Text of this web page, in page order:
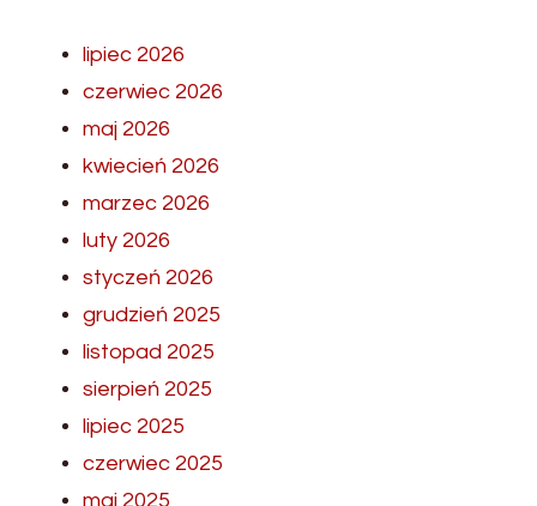
lipiec 2026
czerwiec 2026
maj 2026
kwiecień 2026
marzec 2026
luty 2026
styczeń 2026
grudzień 2025
listopad 2025
sierpień 2025
lipiec 2025
czerwiec 2025
maj 2025